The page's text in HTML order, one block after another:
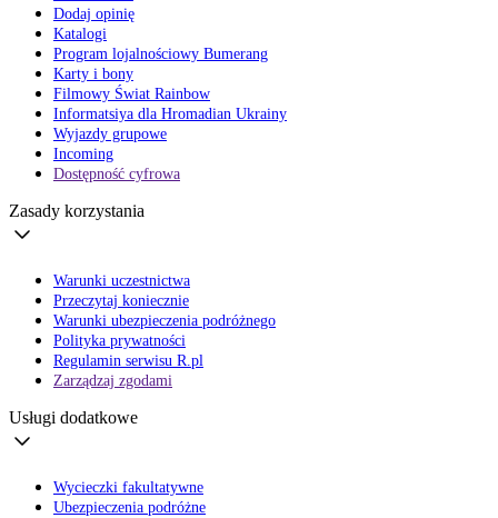
Dodaj opinię
Katalogi
Program lojalnościowy Bumerang
Karty i bony
Filmowy Świat Rainbow
Informatsiya dla Hromadian Ukrainy
Wyjazdy grupowe
Incoming
Dostępność cyfrowa
Zasady korzystania
Warunki uczestnictwa
Przeczytaj koniecznie
Warunki ubezpieczenia podróżnego
Polityka prywatności
Regulamin serwisu R.pl
Zarządzaj zgodami
Usługi dodatkowe
Wycieczki fakultatywne
Ubezpieczenia podróżne